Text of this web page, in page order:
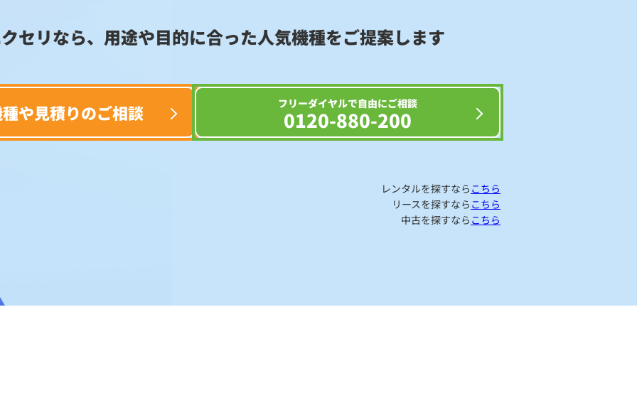
セリなら、用途や目的に合った人気機種をご提案します
や見積りのご相談 フリーダイヤルで自由にご相談
0120-880-200
レンタルを探すなら こちら
リースを探すなら こちら
中古を探すなら こちら